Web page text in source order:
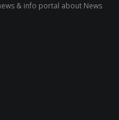
& info portal about News